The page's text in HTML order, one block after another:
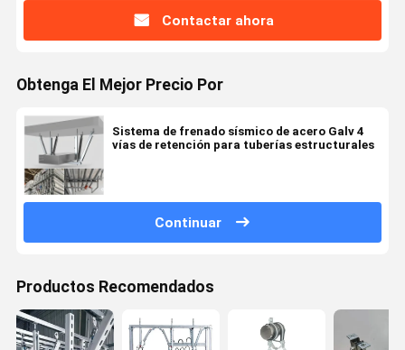
Contactar ahora
Obtenga El Mejor Precio Por
Sistema de frenado sísmico de acero Galv 4
vías de retención para tuberías estructurales
Continuar
Productos Recomendados